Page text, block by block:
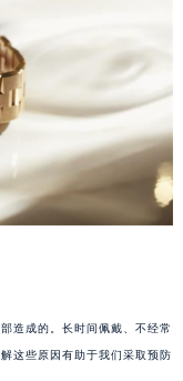
造成的。长时间佩戴、不经常
这些原因有助于我们采取预防